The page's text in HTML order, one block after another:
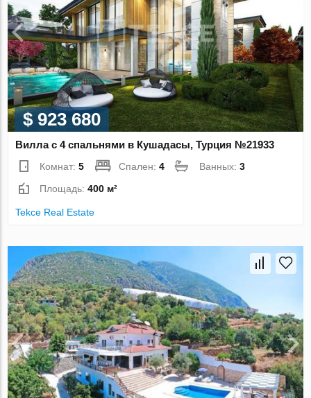
$ 923 680
Вилла с 4 спальнями в Кушадасы, Турция №21933
Комнат:5 Спален:4 Ванных:3
Площадь:400 м²
Tekce Real Estate